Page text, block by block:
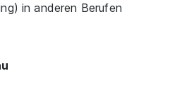
in anderen Berufen